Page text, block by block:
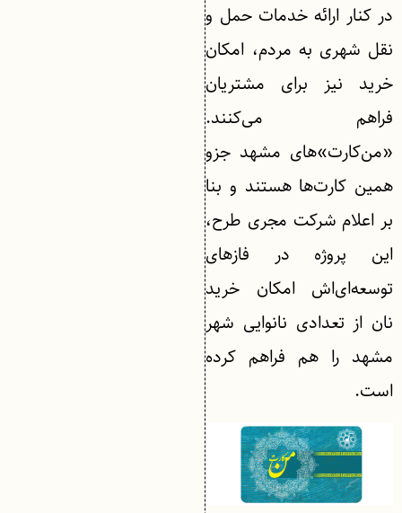
در کنار ارائه خدمات حمل و
نقل شهری به مردم، امکان
خرید نیز برای مشتریان
فراهم می‌کنند.
«من‌کارت»های مشهد جزو
همین کارت‌ها هستند و بنا
بر اعلام شرکت مجری طرح،
این پروژه در فازهای
توسعه‌ای‌اش امکان خرید
نان از تعدادی نانوایی شهر
مشهد را هم فراهم کرده
است.